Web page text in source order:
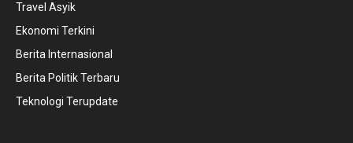
Travel Asyik
Ekonomi Terkini
Berita Internasional
Berita Politik Terbaru
Teknologi Terupdate